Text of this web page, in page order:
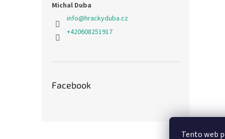
Tento web
Michal Duba
info@hrackyduba.cz
+420608251917
Facebook